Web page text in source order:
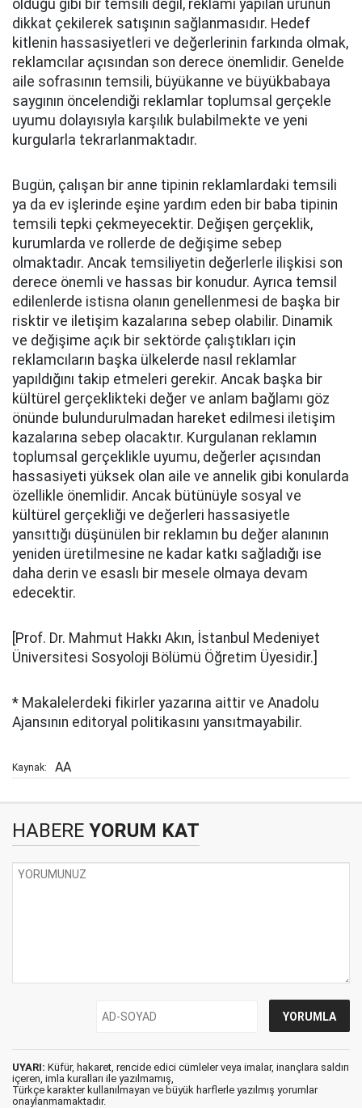
olduğu gibi bir temsili değil, reklamı yapılan ürünün
dikkat çekilerek satışının sağlanmasıdır. Hedef
kitlenin hassasiyetleri ve değerlerinin farkında olmak,
reklamcılar açısından son derece önemlidir. Genelde
aile sofrasının temsili, büyükanne ve büyükbabaya
saygının öncelendiği reklamlar toplumsal gerçekle
uyumu dolayısıyla karşılık bulabilmekte ve yeni
kurgularla tekrarlanmaktadır.
Bugün, çalışan bir anne tipinin reklamlardaki temsili
ya da ev işlerinde eşine yardım eden bir baba tipinin
temsili tepki çekmeyecektir. Değişen gerçeklik,
kurumlarda ve rollerde de değişime sebep
olmaktadır. Ancak temsiliyetin değerlerle ilişkisi son
derece önemli ve hassas bir konudur. Ayrıca temsil
edilenlerde istisna olanın genellenmesi de başka bir
risktir ve iletişim kazalarına sebep olabilir. Dinamik
ve değişime açık bir sektörde çalıştıkları için
reklamcıların başka ülkelerde nasıl reklamlar
yapıldığını takip etmeleri gerekir. Ancak başka bir
kültürel gerçeklikteki değer ve anlam bağlamı göz
önünde bulundurulmadan hareket edilmesi iletişim
kazalarına sebep olacaktır. Kurgulanan reklamın
toplumsal gerçeklikle uyumu, değerler açısından
hassasiyeti yüksek olan aile ve annelik gibi konularda
özellikle önemlidir. Ancak bütünüyle sosyal ve
kültürel gerçekliği ve değerleri hassasiyetle
yansıttığı düşünülen bir reklamın bu değer alanının
yeniden üretilmesine ne kadar katkı sağladığı ise
daha derin ve esaslı bir mesele olmaya devam
edecektir.
[Prof. Dr. Mahmut Hakkı Akın, İstanbul Medeniyet
Üniversitesi Sosyoloji Bölümü Öğretim Üyesidir.]
* Makalelerdeki fikirler yazarına aittir ve Anadolu
Ajansının editoryal politikasını yansıtmayabilir.
Kaynak: AA
HABERE YORUM KAT
UYARI: Küfür, hakaret, rencide edici cümleler veya imalar, inançlara saldırı
içeren, imla kuralları ile yazılmamış,
Türkçe karakter kullanılmayan ve büyük harflerle yazılmış yorumlar
onaylanmamaktadır.